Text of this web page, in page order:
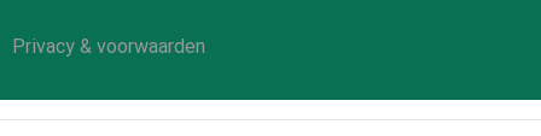
Privacy & voorwaarden